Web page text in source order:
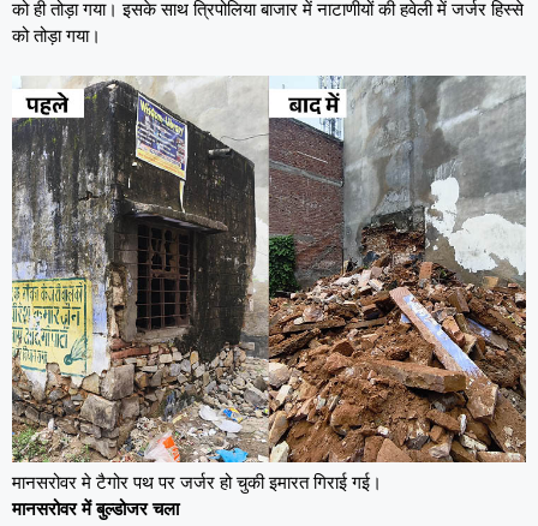
को ही तोड़ा गया। इसके साथ त्रिपोलिया बाजार में नाटाणीयों की हवेली में जर्जर हिस्से
को तोड़ा गया।
मानसरोवर मे टैगोर पथ पर जर्जर हो चुकी इमारत गिराई गई।
मानसरोवर में बुल्डोजर चला